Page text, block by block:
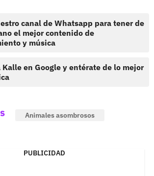
canal de Whatsapp para tener de
el mejor contenido de
y música
Kalle en Google y entérate de lo mejor
Animales asombrosos
PUBLICIDAD